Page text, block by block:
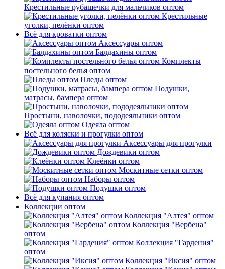
Крестильные рубашечки для мальчиков оптом
Крестильные
уголки, пелёнки оптом
Всё для кроватки оптом
Аксессуары оптом
Балдахины оптом
Комплекты
постельного белья оптом
Пледы оптом
Подушки,
матрасы, бампера оптом
Простыни, наволочки, пододеяльники оптом
Одеяла оптом
Всё для коляски и прогулки оптом
Аксессуары для прогулки
Дождевики оптом
Клеёнки оптом
Москитные сетки оптом
Наборы оптом
Подушки оптом
Всё для купания оптом
Коллекции оптом
Коллекция "Алтея" оптом
Коллекция "Вербена"
оптом
Коллекция "Гардения"
оптом
Коллекция "Иксия" оптом